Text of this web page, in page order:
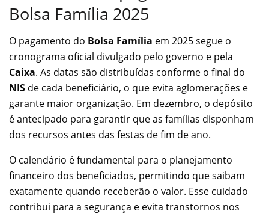
Bolsa Família 2025
O pagamento do Bolsa Família em 2025 segue o
cronograma oficial divulgado pelo governo e pela
Caixa. As datas são distribuídas conforme o final do
NIS de cada beneficiário, o que evita aglomerações e
garante maior organização. Em dezembro, o depósito
é antecipado para garantir que as famílias disponham
dos recursos antes das festas de fim de ano.
O calendário é fundamental para o planejamento
financeiro dos beneficiados, permitindo que saibam
exatamente quando receberão o valor. Esse cuidado
contribui para a segurança e evita transtornos nos